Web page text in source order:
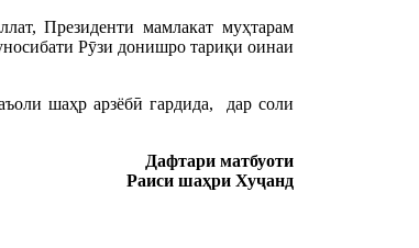
Президенти мамлакат муҳтарам
Рӯзи донишро тариқи оинаи
шаҳр арзёбӣ гардида, дар соли
Дафтари матбуоти
Раиси шаҳри Хуҷанд